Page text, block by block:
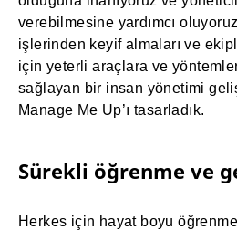
verebilmesine yardımcı
işlerinden keyif almaları ve
için yeterli araçlara ve
sağlayan bir insan yönetimi
Manage Me Up’ı tasarladık.
Sürekli öğrenme ve
Herkes için hayat boyu